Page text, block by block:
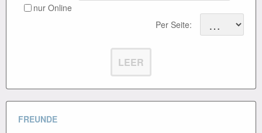
nur Online
Per Seite:
LEER
FREUNDE